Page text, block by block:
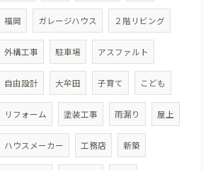
福岡 ガレージハウス ２階リビング
外構工事 駐車場 アスファルト
自由設計 大牟田 子育て こども
リフォーム 塗装工事 雨漏り 屋上
ハウスメーカー 工務店 新築